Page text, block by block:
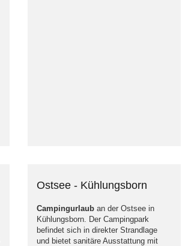
Ostsee - Kühlungsborn
Campingurlaub an der Ostsee in
Kühlungsborn. Der Campingpark
befindet sich in direkter Strandlage
und bietet sanitäre Ausstattung mit